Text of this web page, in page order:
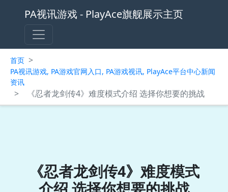
PA视讯游戏 - PlayAce旗舰展示主页
首页 >
PA视讯游戏, PA游戏官网入口, PA游戏视讯, PlayAce平台中心新闻
资讯
> 《忍者龙剑传4》难度模式介绍 选择你想要的挑战
《忍者龙剑传4》难度模式